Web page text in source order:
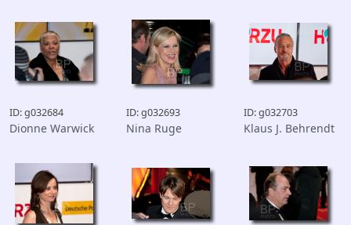
ID: g032684
Dionne Warwick
ID: g032693
Nina Ruge
ID: g032703
Klaus J. Behrendt